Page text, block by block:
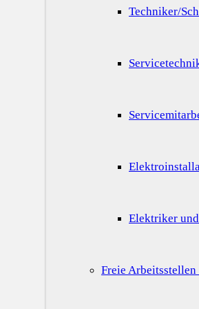
Techniker/
Elektriker
Freie Arbeitsstellen